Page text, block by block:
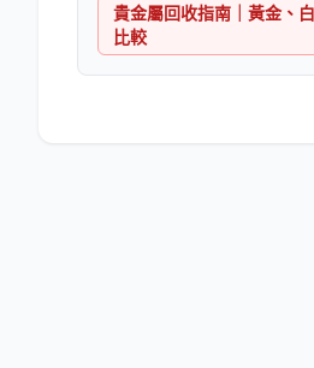
貴金屬回收指南｜黃金、
比較